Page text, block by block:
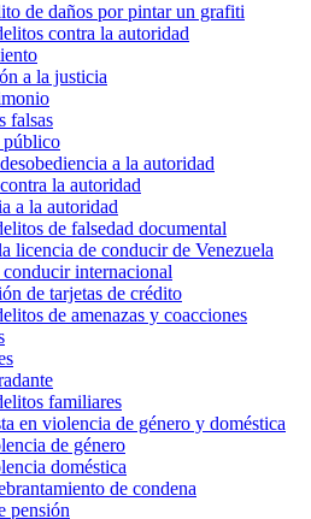
de daños por pintar un grafiti
contra la autoridad
a la justicia
falsas
público
a la autoridad
la autoridad
a la autoridad
de falsedad documental
licencia de conducir de Venezuela
conducir internacional
de tarjetas de crédito
de amenazas y coacciones
familiares
en violencia de género y doméstica
de género
doméstica
de condena
pensión